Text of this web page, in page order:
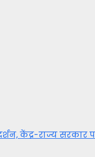
केंद्र-राज्य सरकार